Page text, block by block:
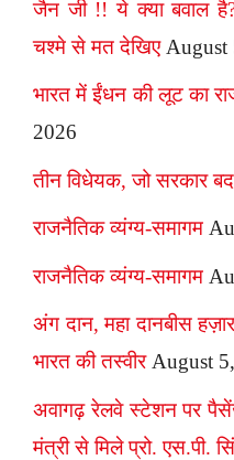
जैन जी !! ये क्या बवाल
चश्मे से मत देखिए August
भारत में ईंधन की लूट का
2026
तीन विधेयक, जो सरकार
राजनैतिक व्यंग्य-समागम
राजनैतिक व्यंग्य-समागम
अंग दान, महा दानबीस
भारत की तस्वीर August
अवागढ़ रेलवे स्टेशन पर
मंत्री से मिले प्रो. एस.पी.